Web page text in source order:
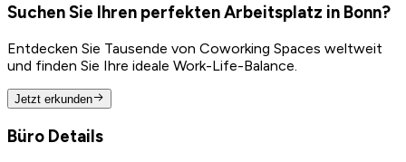
Suchen Sie Ihren perfekten Arbeitsplatz in Bonn?
Entdecken Sie Tausende von Coworking Spaces weltweit
und finden Sie Ihre ideale Work-Life-Balance.
Jetzt erkunden
Büro Details